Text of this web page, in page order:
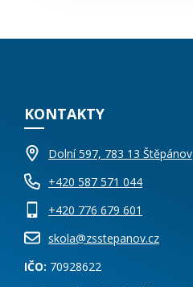
KONTAKTY
Dolní 597, 783 13 Štěpánov
+420 587 571 044
+420 776 679 601
skola@zsstepanov.cz
IČO: 70928622